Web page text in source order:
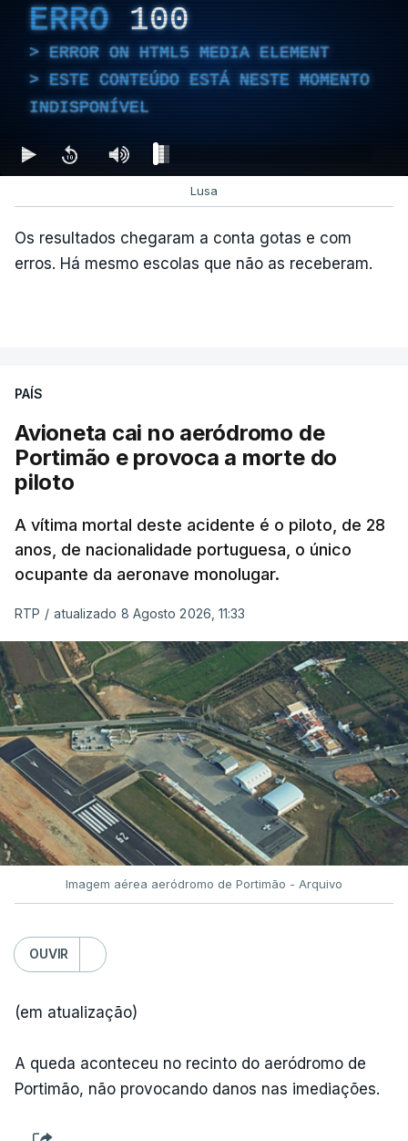
ERRO 100
ERROR ON HTML5 MEDIA ELEMENT
ESTE CONTEÚDO ESTÁ NESTE MOMENTO
INDISPONÍVEL
Lusa
Os resultados chegaram a conta gotas e com
erros. Há mesmo escolas que não as receberam.
PAÍS
Avioneta cai no aeródromo de
Portimão e provoca a morte do
piloto
A vítima mortal deste acidente é o piloto, de 28
anos, de nacionalidade portuguesa, o único
ocupante da aeronave monolugar.
RTP / atualizado 8 Agosto 2026, 11:33
Imagem aérea aeródromo de Portimão - Arquivo
OUVIR
(em atualização)
A queda aconteceu no recinto do aeródromo de
Portimão, não provocando danos nas imediações.